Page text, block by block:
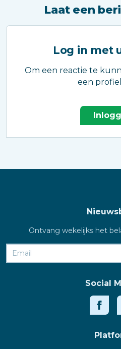
Laat een
Log in met
Om een reactie te
een
Ontvang wekelijks het
Social